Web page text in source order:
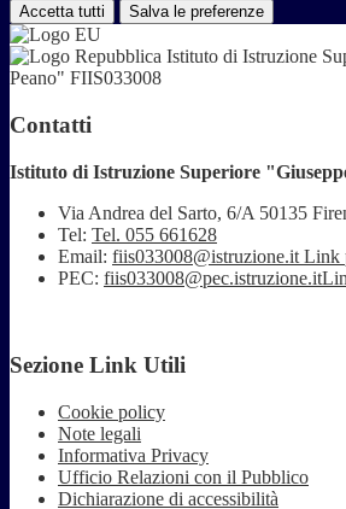
Accetta tutti Salva le preferenze
Istituto di Istruzione
Peano" FIIS033008
Contatti
Istituto di Istruzione Superiore
Via Andrea del Sarto, 6/A 50135
Tel: Tel. 055 661628
Email: fiis033008@istruzione.it Link
PEC: fiis033008@pec.istruzione.it
Sezione Link Utili
Cookie policy
Note legali
Informativa Privacy
Ufficio Relazioni con il Pubblico
Dichiarazione di accessibilità